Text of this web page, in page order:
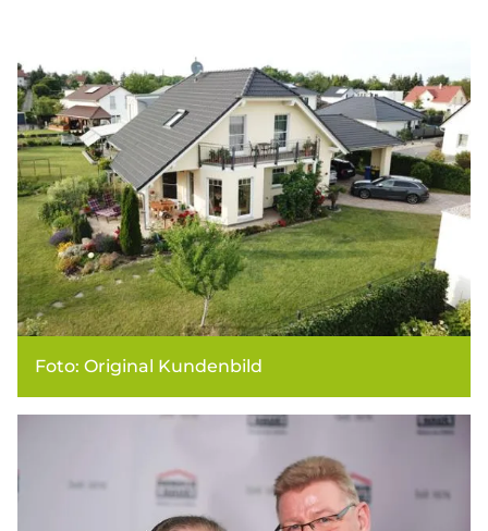
Foto: Original Kundenbild